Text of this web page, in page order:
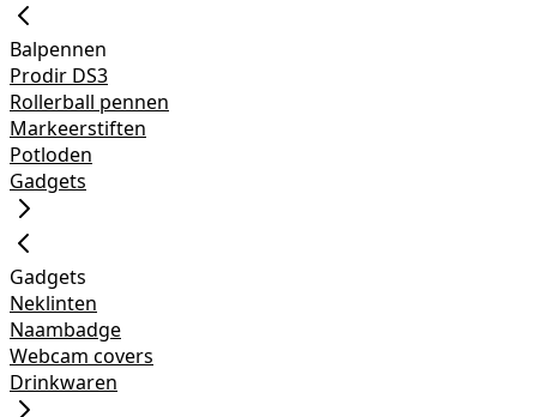
Balpennen
Prodir DS3
Rollerball pennen
Markeerstiften
Potloden
Gadgets
Gadgets
Neklinten
Naambadge
Webcam covers
Drinkwaren